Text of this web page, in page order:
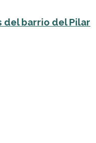
del barrio del Pilar